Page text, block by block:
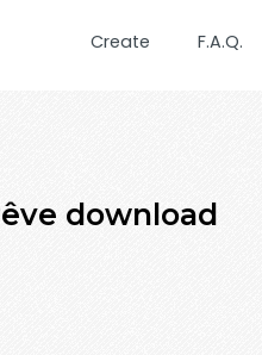
Create F.A.Q.
download